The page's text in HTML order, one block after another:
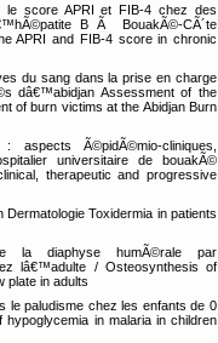
le score APRI et FIB-4 chez des
B Ã BouakÃ©-CÃ´te
APRI and FIB-4 score in chronic
du sang dans la prise en charge
dâ€™abidjan Assessment of the
of burn victims at the Abidjan Burn
Ã©pidÃ©mio-cliniques,
universitaire de bouakÃ©
therapeutic and progressive
Toxidermia in patients
la diaphyse humÃ©rale par
lâ€™adulte / Osteosynthesis of
plate in adults
paludisme chez les enfants de 0
in malaria in children